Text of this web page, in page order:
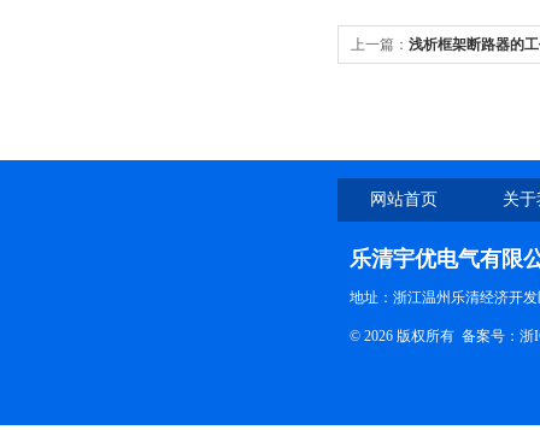
上一篇： 浅析框架断路器的
网站首页 关
乐清宇优电气有限
地址：浙江温州乐清经济开
© 2026 版权所有 备案号：浙